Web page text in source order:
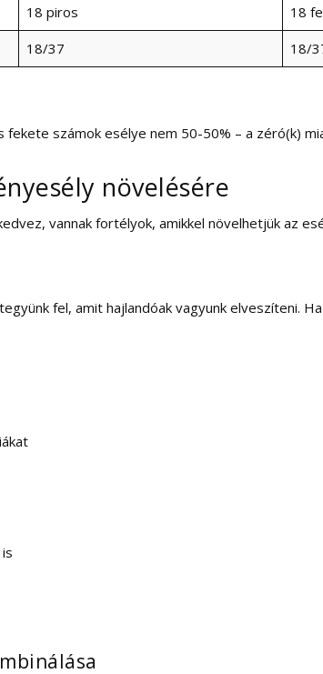
18 piros 18
18/37 18/
számok esélye nem 50-50% – a zéró(k)
növelésére
vannak fortélyok, amikkel növelhetjük az
fel, amit hajlandóak vagyunk elveszíteni.